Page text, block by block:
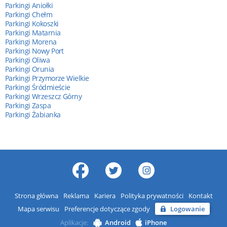
Parkingi Aniołki
Parkingi Chełm
Parkingi Kokoszki
Parkingi Matarnia
Parkingi Morena
Parkingi Nowy Port
Parkingi Oliwa
Parkingi Orunia
Parkingi Przymorze Wielkie
Parkingi Śródmieście
Parkingi Wrzeszcz Górny
Parkingi Zaspa
Parkingi Żabianka
Strona główna Reklama Kariera Polityka prywatności
Kontakt
Mapa serwisu
Preferencje dotyczące zgody
Logowanie
Aplikacje:
Android iPhone